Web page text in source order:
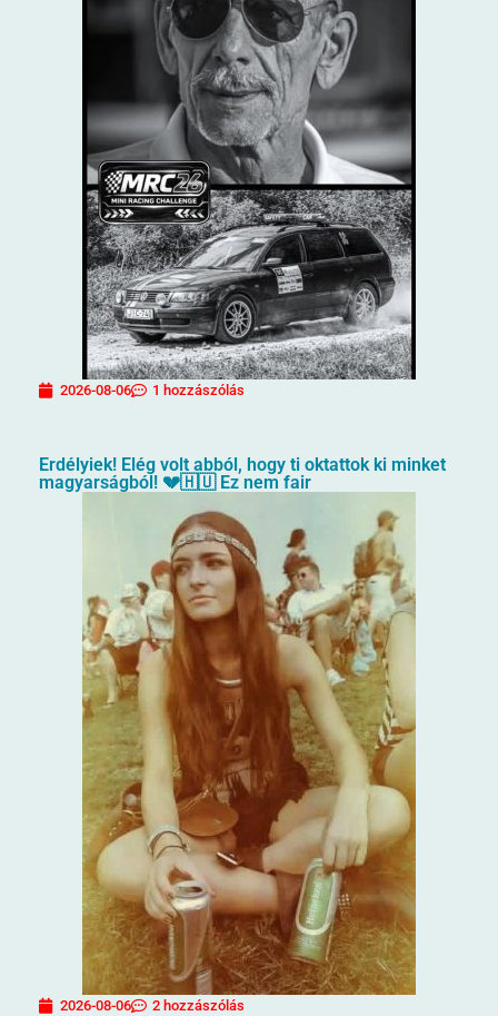
2026-08-06 1 hozzászólás
Erdélyiek! Elég volt abból, hogy ti oktattok ki minket
magyarságból! 💔🇭🇺 Ez nem fair
2026-08-06 2 hozzászólás